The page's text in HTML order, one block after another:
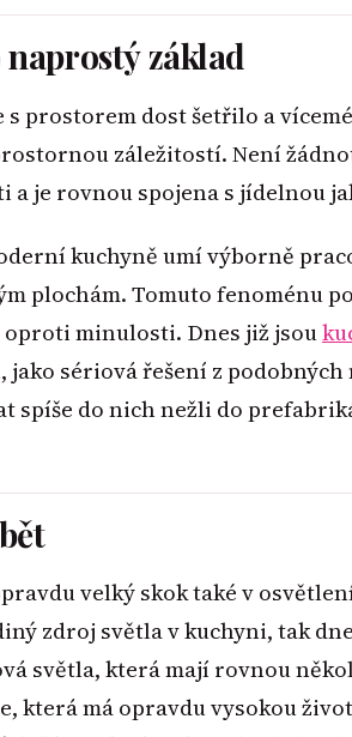
základ
prostorem dost šetřilo a
záležitostí. Není
je rovnou spojena s jídelnou
kuchyně umí výborně
plochám. Tomuto fenoménu
minulosti. Dnes již jsou
jako sériová řešení z
spíše do nich nežli do
velký skok také v
zdroj světla v kuchyni, tak
světla, která mají rovnou
která má opravdu vysokou